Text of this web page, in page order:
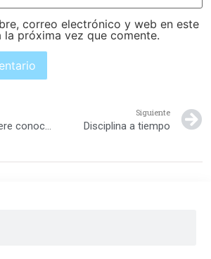
correo electrónico y web en este
la próxima vez que comente.
Alguien te quiere conocer: Un poco MÁS
Siguiente
Disciplina a tiempo